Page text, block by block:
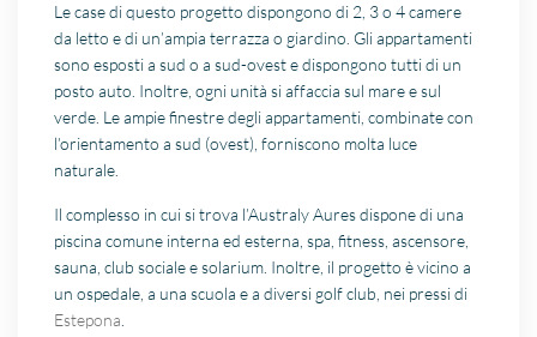
Le case di questo progetto dispongono di 2, 3 o 4 camere
da letto e di un’ampia terrazza o giardino. Gli appartamenti
sono esposti a sud o a sud-ovest e dispongono tutti di un
posto auto. Inoltre, ogni unità si affaccia sul mare e sul
verde. Le ampie finestre degli appartamenti, combinate con
l’orientamento a sud (ovest), forniscono molta luce
naturale.
Il complesso in cui si trova l’Australy Aures dispone di una
piscina comune interna ed esterna, spa, fitness, ascensore,
sauna, club sociale e solarium. Inoltre, il progetto è vicino a
un ospedale, a una scuola e a diversi golf club, nei pressi di
Estepona